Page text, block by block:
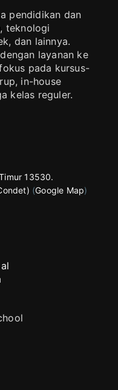
pendidikan dan
teknologi
dan lainnya.
layanan ke
pada kursus-
in-house
kelas reguler.
13530.
(Google Map)